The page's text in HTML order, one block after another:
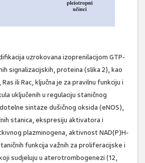
uzrokovana izoprenilacijom GTP-
signalizacijskih, proteina (slika 2), kao
ili Rac, ključna je za pravilnu funkciju i
uključenih u regulaciju staničnog
sintaze dušičnog oksida (eNOS),
stanica, ekspresiju aktivatora i
plazminogena, aktivnost NAD(P)H-
funkcija važnih za proliferacijske i
sudjeluju u aterotrombogenezi (12,